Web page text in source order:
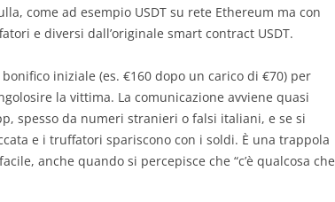
come ad esempio USDT su rete Ethereum ma con
e diversi dall’originale smart contract USDT.
iniziale (es. €160 dopo un carico di €70) per
la vittima. La comunicazione avviene quasi
spesso da numeri stranieri o falsi italiani, e se si
e i truffatori spariscono con i soldi. È una trappola
anche quando si percepisce che “c’è qualcosa che